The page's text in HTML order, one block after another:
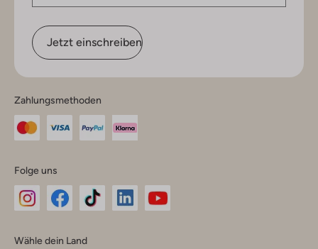
Jetzt einschreiben
Zahlungsmethoden
Folge uns
Wähle dein Land